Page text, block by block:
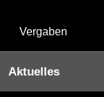
Vergaben
Aktuelles